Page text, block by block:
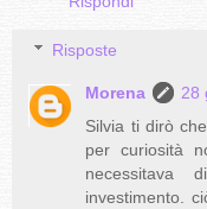
Risposte
Morena
28
Silvia ti dirò
per curiosità
investimento.